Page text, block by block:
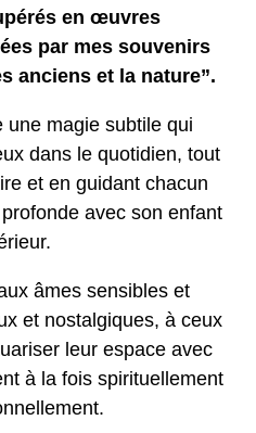
en œuvres
par mes souvenirs
anciens et la nature”.
une magie subtile qui
dans le quotidien, tout
et en guidant chacun
avec son enfant
âmes sensibles et
et nostalgiques, à ceux
leur espace avec
à la fois spirituellement